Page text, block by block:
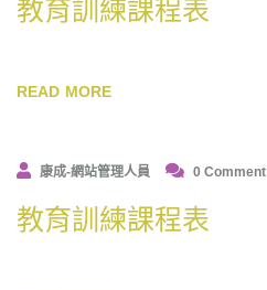
教育訓練課程表
READ MORE
康成-網站管理人員 0 Comment
教育訓練課程表